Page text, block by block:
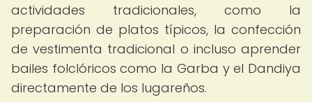
actividades tradicionales, como la
preparación de platos típicos, la confección
de vestimenta tradicional o incluso aprender
bailes folclóricos como la Garba y el Dandiya
directamente de los lugareños.